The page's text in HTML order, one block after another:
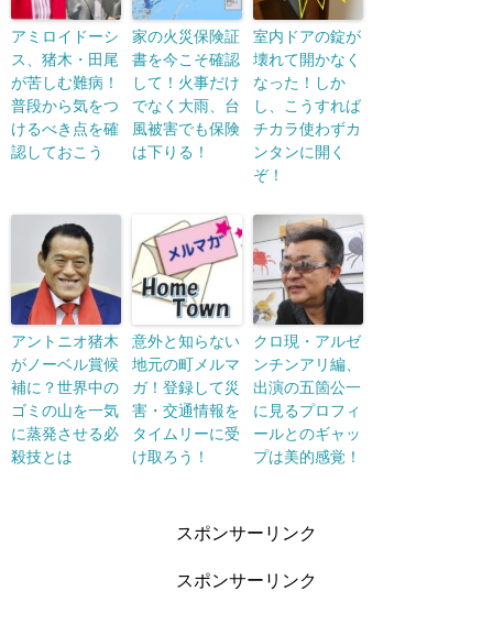
アミロイドーシ
ス、猪木・田尾
が苦しむ難病！
普段から気をつ
けるべき点を確
認しておこう
家の火災保険証
書を今こそ確認
して！火事だけ
でなく大雨、台
風被害でも保険
は下りる！
室内ドアの錠が
壊れて開かなく
なった！しか
し、こうすれば
チカラ使わずカ
ンタンに開く
ぞ！
アントニオ猪木
がノーベル賞候
補に？世界中の
ゴミの山を一気
に蒸発させる必
殺技とは
意外と知らない
地元の町メルマ
ガ！登録して災
害・交通情報を
タイムリーに受
け取ろう！
クロ現・アルゼ
ンチンアリ編、
出演の五箇公一
に見るプロフィ
ールとのギャッ
プは美的感覚！
スポンサーリンク
スポンサーリンク